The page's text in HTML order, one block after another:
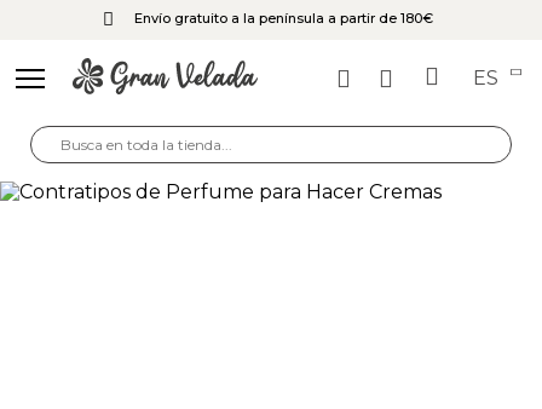
Envío gratuito a la península a partir de 180€
ES